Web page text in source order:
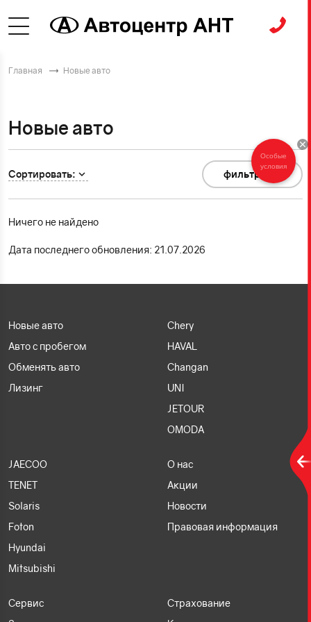
Главная Новые авто
Новые авто
Сортировать: фильтр
Ничего не найдено
Дата последнего обновления: 21.07.2026
Новые авто
Авто с пробегом
Обменять авто
Лизинг
Chery
HAVAL
Changan
UNI
JETOUR
OMODA
JAECOO
TENET
Solaris
Foton
Hyundai
Mitsubishi
О нас
Акции
Новости
Правовая информация
Сервис
Страхование
Особые
условия